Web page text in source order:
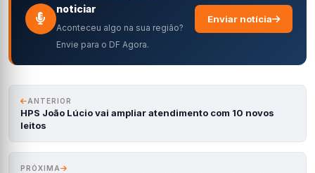
noticiar
Aconteceu algo na sua região?
Envie para o DF Agora.
Enviar notícia
ANTERIOR
HPS João Lúcio vai ampliar atendimento com 10 novos
leitos
PRÓXIMA